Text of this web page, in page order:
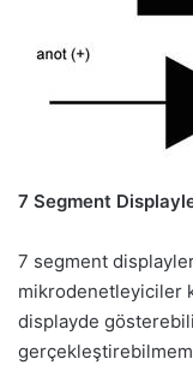
7 Segment
7 segment
mikrodenetleyiciler
displayde